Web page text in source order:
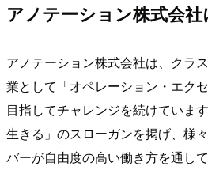
アノテーション株式会
アノテーション株式会社は、クラ
業として「オペレーション・エク
目指してチャレンジを続けていま
生きる」のスローガンを掲げ、様
バーが自由度の高い働き方を通し